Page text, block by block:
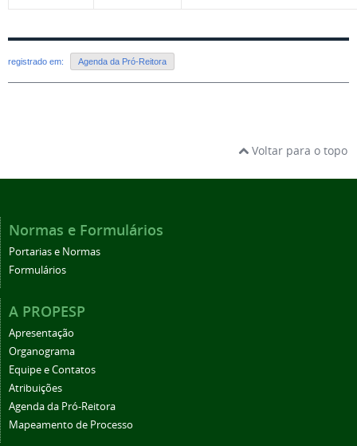
registrado em: Agenda da Pró-Reitora
Voltar para o topo
Normas e Formulários
Portarias e Normas
Formulários
A PROPESP
Apresentação
Organograma
Equipe e Contatos
Atribuições
Agenda da Pró-Reitora
Mapeamento de Processo